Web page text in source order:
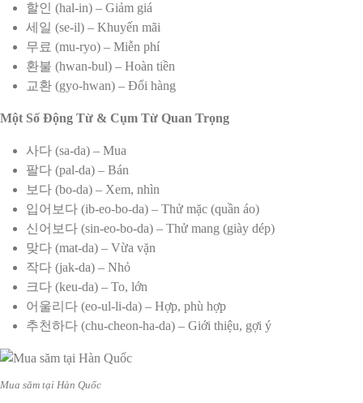
할인 (hal-in) – Giảm giá
세일 (se-il) – Khuyến mãi
무료 (mu-ryo) – Miễn phí
환불 (hwan-bul) – Hoàn tiền
교환 (gyo-hwan) – Đổi hàng
Một Số Động Từ & Cụm Từ Quan Trọng
사다 (sa-da) – Mua
팔다 (pal-da) – Bán
보다 (bo-da) – Xem, nhìn
입어보다 (ib-eo-bo-da) – Thử mặc (quần áo)
신어보다 (sin-eo-bo-da) – Thử mang (giày dép)
맞다 (mat-da) – Vừa vặn
작다 (jak-da) – Nhỏ
크다 (keu-da) – To, lớn
어울리다 (eo-ul-li-da) – Hợp, phù hợp
추천하다 (chu-cheon-ha-da) – Giới thiệu, gợi ý
Mua săm tại Hàn Quốc